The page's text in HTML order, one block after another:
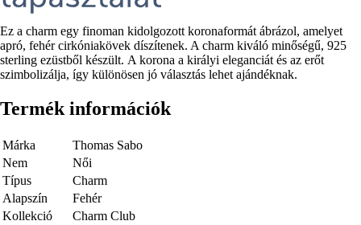
Rövid
leírás
Ez a charm egy finoman kidolgozott koronaformát ábrázol, amelyet
apró, fehér cirkóniakövek díszítenek. A charm kiváló minőségű, 925
sterling ezüstből készült. A korona a királyi eleganciát és az erőt
szimbolizálja, így különösen jó választás lehet ajándéknak.
Termék információk
Márka
Thomas Sabo
Nem
Női
Típus
Charm
Alapszín
Fehér
Kollekció
Charm Club